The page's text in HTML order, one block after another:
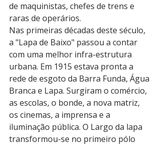
de maquinistas, chefes de trens e
raras de operários.
Nas primeiras décadas deste século,
a "Lapa de Baixo" passou a contar
com uma melhor infra-estrutura
urbana. Em 1915 estava pronta a
rede de esgoto da Barra Funda, Água
Branca e Lapa. Surgiram o comércio,
as escolas, o bonde, a nova matriz,
os cinemas, a imprensa e a
iluminação pública. O Largo da lapa
transformou-se no primeiro pólo